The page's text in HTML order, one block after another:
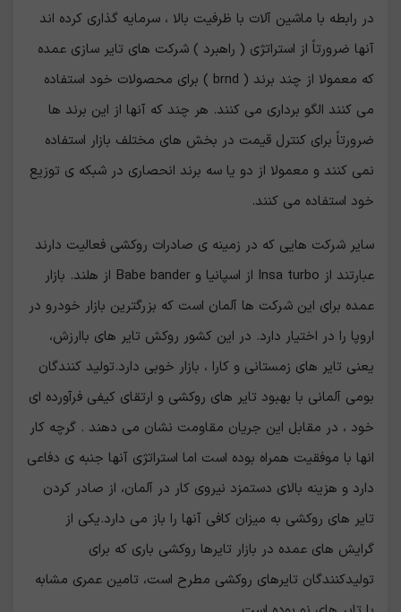
در رابطه با ماشین آلات با ظرفیت بالا ، سرمایه گذاری کرده اند
آنها ضرورتاً از استراتژی ( راهبرد ) شرکت های تایر سازی عمده
که معمولا از چند برند ( brnd ) برای محصولات خود استفاده
می کنند الگو برداری می کنند. هر چند که آنها از این برند ها
ضرورتاً برای کنترل قیمت در بخش های مختلف بازار استفاده
نمی کنند و معمولا از دو یا سه برند انحصاری در شبکه ی توزیع
خود استفاده می کنند.
سایر شرکت هایی که در زمینه ی صادرات روکشی فعالیت دارند
عبارتند از Insa turbo از اسپانیا و Babe bander از هلند. بازار
عمده برای این شرکت ها آلمان است که بزرگترین بازار خودرو در
اروپا را در اختیار دارد. در این کشور روکش تایر های باارزش،
یعنی تایر های زمستانی و کارا ، بازار خوبی دارد.تولید کنندگان
بومی آلمانی با بهبود تایر های روکشی و ارتقای کیفی فرآورده ای
خود ، در مقابل این جریان مقاومت نشان می دهند . گرچه کار
انها با موفقیت همراه بوده است اما استراتژی آنها جنبه ی دفاعی
دارد و هزینه بالای دستمزد نیروی کار در آلمان، از صادر کردن
تایر های روکشی به میزان کافی آنها را باز می دارد.یکی از
گرایش های عمده در بازار تایرها روکشی باری که برای
تولیدکنندگان تایرهای روکشی مطرح است، تامین عمری مشابه